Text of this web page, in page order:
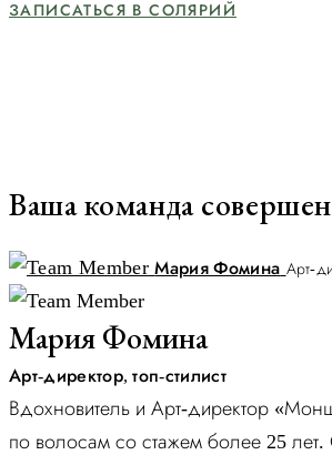
ЗАПИСАТЬСЯ В СОЛЯРИЙ
Ваша команда
Мария Фомина Арт-
Мария Фомина
Арт-директор, топ-стилист
Вдохновитель и Арт-директор
по волосам со стажем более 25